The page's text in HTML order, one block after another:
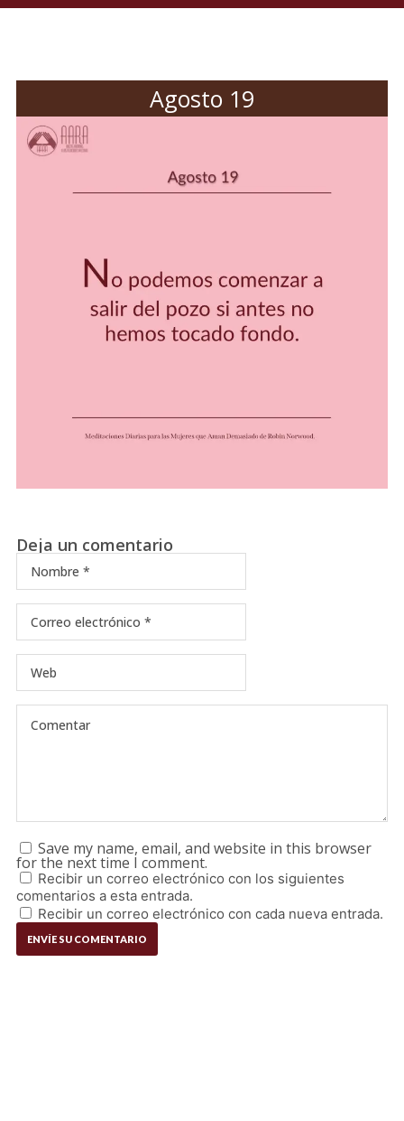
Agosto 19
Deja un comentario
Save my name, email, and website in this browser
for the next time I comment.
Recibir un correo electrónico con los siguientes
comentarios a esta entrada.
Recibir un correo electrónico con cada nueva entrada.